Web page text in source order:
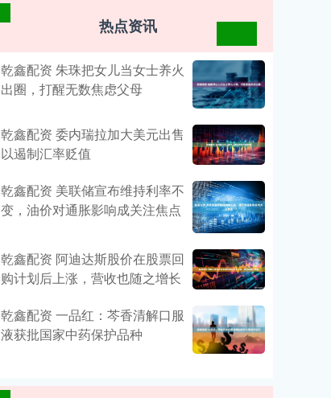
热点资讯
乾鑫配资 朱珠把女儿当女士养火
出圈，打醒无数焦虑父母
乾鑫配资 委内瑞拉加大美元出售
以遏制汇率贬值
乾鑫配资 美联储宣布维持利率不
变，油价对通胀影响成关注焦点
乾鑫配资 阿迪达斯股价在股票回
购计划后上涨，营收也随之增长
乾鑫配资 一品红：芩香清解口服
液获批国家中药保护品种